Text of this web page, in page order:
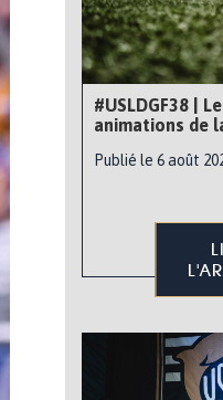
#USLDGF38 |
animations de
Publié le 6 août